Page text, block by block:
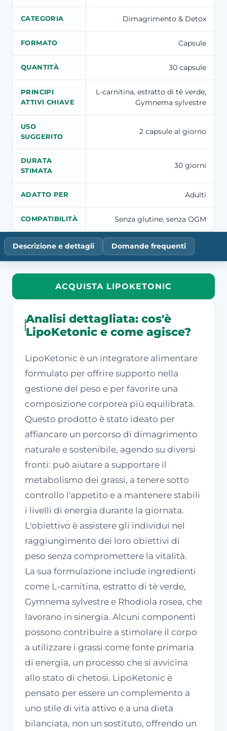
CATEGORIA Dimagrimento & Detox
FORMATO Capsule
QUANTITÀ 30 capsule
PRINCIPI
ATTIVI CHIAVE
L-carnitina, estratto di tè verde,
Gymnema sylvestre
USO
SUGGERITO
2 capsule al giorno
DURATA
STIMATA
30 giorni
ADATTO PER Adulti
COMPATIBILITÀ Senza glutine, senza OGM
Descrizione e dettagli Domande frequenti
ACQUISTA LIPOKETONIC
Analisi dettagliata: cos'è
LipoKetonic e come agisce?
LipoKetonic è un integratore alimentare
formulato per offrire supporto nella
gestione del peso e per favorire una
composizione corporea più equilibrata.
Questo prodotto è stato ideato per
affiancare un percorso di dimagrimento
naturale e sostenibile, agendo su diversi
fronti: può aiutare a supportare il
metabolismo dei grassi, a tenere sotto
controllo l'appetito e a mantenere stabili
i livelli di energia durante la giornata.
L'obiettivo è assistere gli individui nel
raggiungimento dei loro obiettivi di
peso senza compromettere la vitalità.
La sua formulazione include ingredienti
come L-carnitina, estratto di tè verde,
Gymnema sylvestre e Rhodiola rosea, che
lavorano in sinergia. Alcuni componenti
possono contribuire a stimolare il corpo
a utilizzare i grassi come fonte primaria
di energia, un processo che si avvicina
allo stato di chetosi. LipoKetonic è
pensato per essere un complemento a
uno stile di vita attivo e a una dieta
bilanciata, non un sostituto, offrendo un